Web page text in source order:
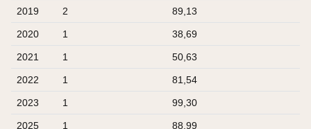
2019 2 89,13
2020 1 38,69
2021 1 50,63
2022 1 81,54
2023 1 99,30
2025 1 88,99